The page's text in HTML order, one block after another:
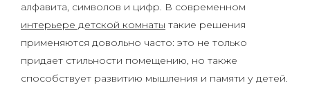
алфавита, символов и цифр. В современном
интерьере детской комнаты такие решения
применяются довольно часто: это не только
придает стильности помещению, но также
способствует развитию мышления и памяти у детей.